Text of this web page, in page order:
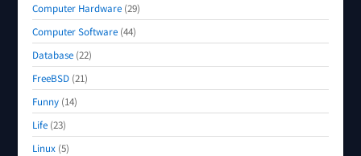
Computer Hardware (29)
Computer Software (44)
Database (22)
FreeBSD (21)
Funny (14)
Life (23)
Linux (5)